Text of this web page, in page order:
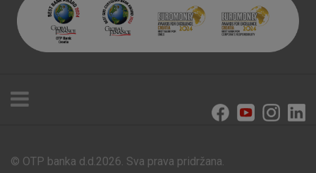
Poslovnice i bankomati
© OTP banka d.d.2026. Sva prava pridržana.